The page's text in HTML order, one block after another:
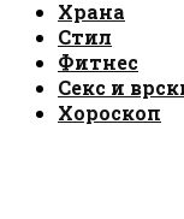
Храна
Стил
Фитнес
Секс и
Хороскоп